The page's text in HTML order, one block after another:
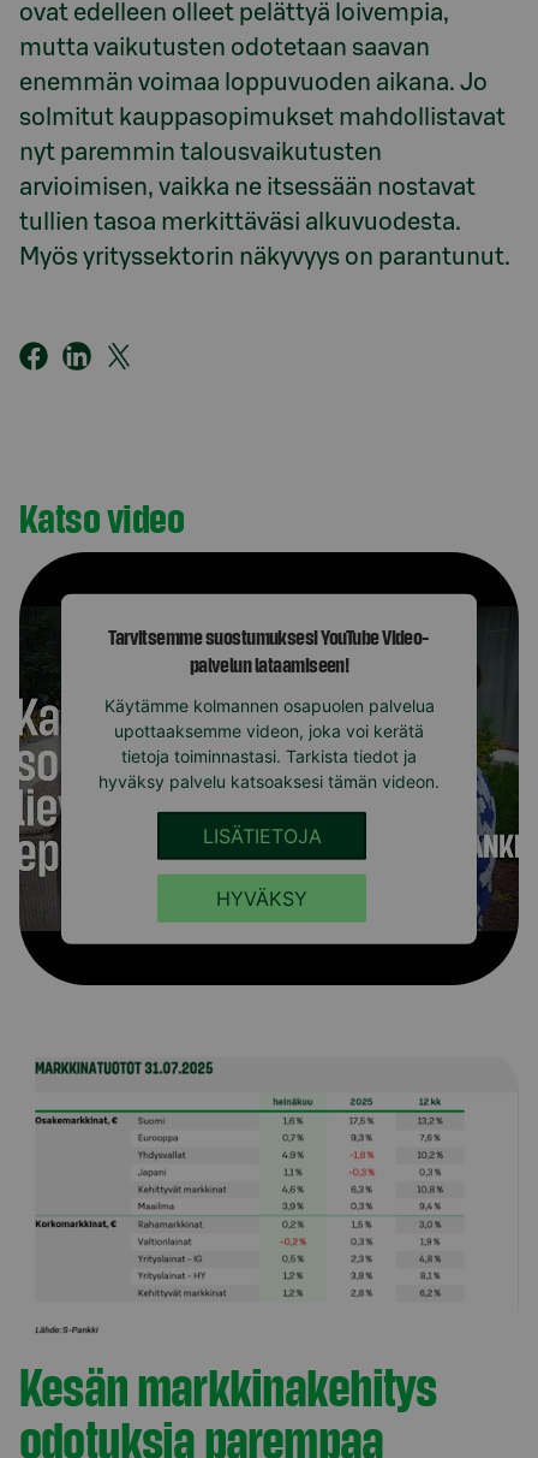
ovat edelleen olleet pelättyä loivempia,
mutta vaikutusten odotetaan saavan
enemmän voimaa loppuvuoden aikana. Jo
solmitut kauppasopimukset mahdollistavat
nyt paremmin talousvaikutusten
arvioimisen, vaikka ne itsessään nostavat
tullien tasoa merkittäväsi alkuvuodesta.
Myös yrityssektorin näkyvyys on parantunut.
Katso video
Tarvitsemme suostumuksesi YouTube Video-
palvelun lataamiseen!
Käytämme kolmannen osapuolen palvelua
upottaaksemme videon, joka voi kerätä
tietoja toiminnastasi. Tarkista tiedot ja
hyväksy palvelu katsoaksesi tämän videon.
LISÄTIETOJA
HYVÄKSY
Kesän markkinakehitys
odotuksia parempaa